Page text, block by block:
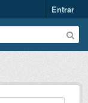
Entrar